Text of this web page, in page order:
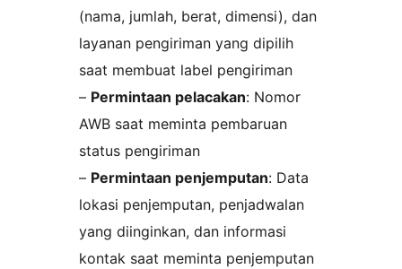
(nama, jumlah, berat, dimensi), dan
layanan pengiriman yang dipilih
saat membuat label pengiriman
– Permintaan pelacakan: Nomor
AWB saat meminta pembaruan
status pengiriman
– Permintaan penjemputan: Data
lokasi penjemputan, penjadwalan
yang diinginkan, dan informasi
kontak saat meminta penjemputan